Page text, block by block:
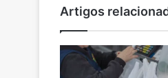
Artigos